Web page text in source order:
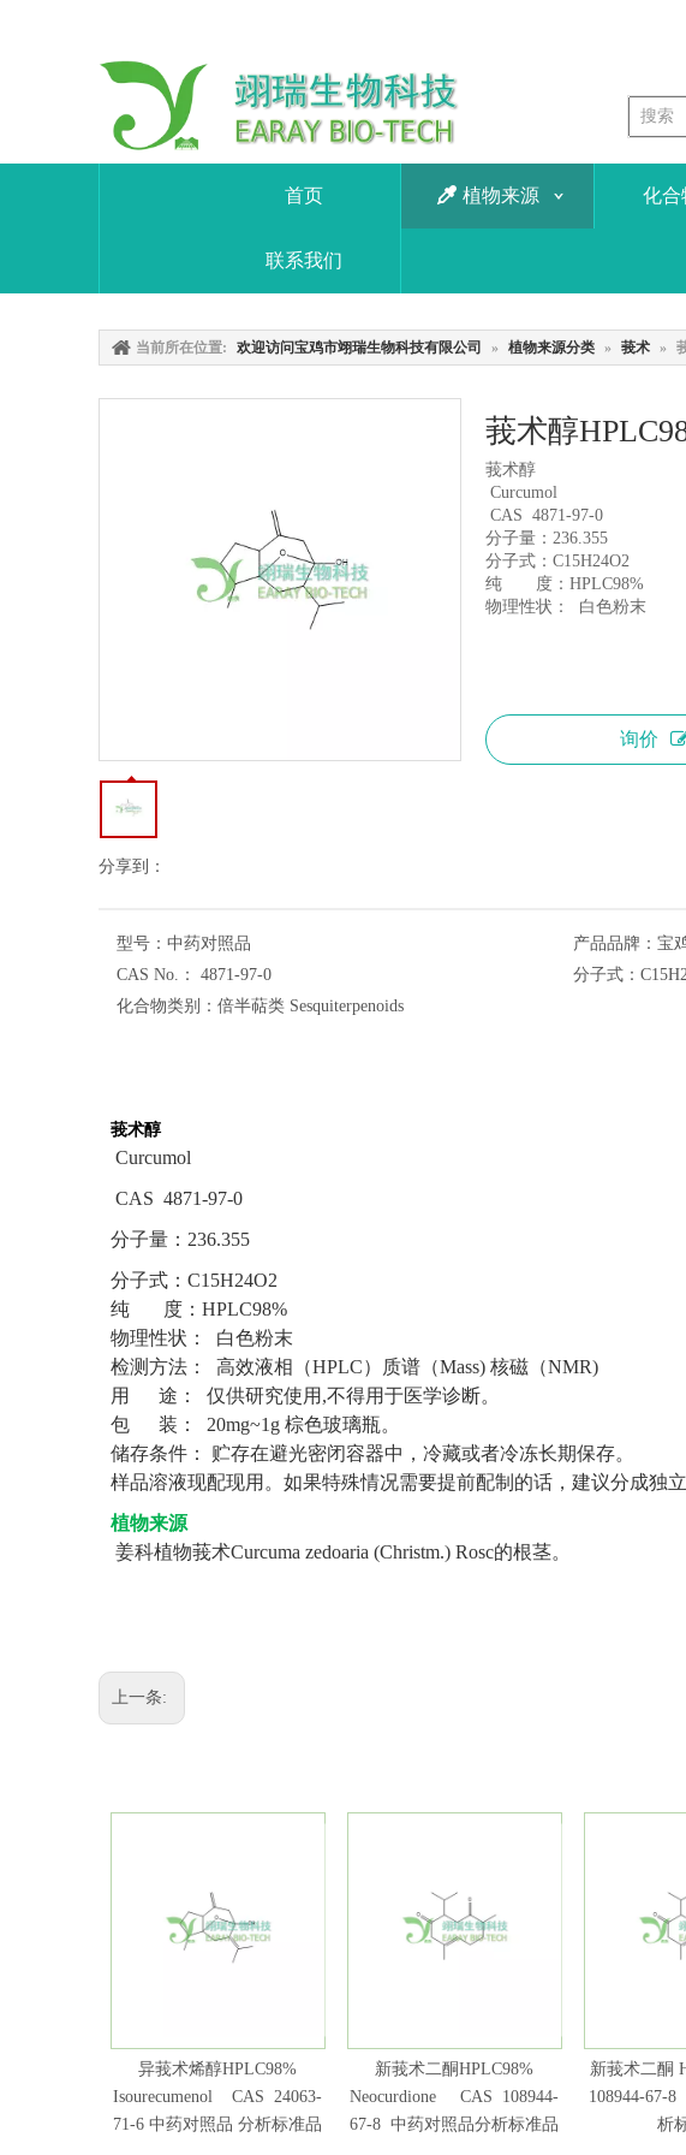
首页 植物来源 化合
联系我们
当前所在位置: 欢迎访问宝鸡市翊瑞生物科技有限公司 » 植物来源分类 » 莪术 »
分享到：
莪术醇
莪术醇
Curcumol
CAS 4871-97-
分子量：236.355
分子式：C15H24O2
纯 度：HPLC98%
物理性状： 白色粉末
询价
型号： 中药对照品 产品品牌： 宝
CAS No.：
4871-97-0 分子式：
化合物类别： 倍半萜类 Sesquiterpenoids
莪术醇
Curcumol
CAS 4871-97-0
分子量： 236.355
分子式： C15H24O2
纯 度：HPLC98%
物理性状：
白色粉末
检测方法：
高效液相（HPLC）质谱（Mass) 核磁（NMR)
用
途： 仅供研究使用,不得用于医学诊断。
包 装： 20mg~1g 棕色玻璃瓶。
储存条件：
贮存在避光密闭容器中，冷藏或者冷冻长期保存。
样品溶液现配现用。如果特殊情况需要提前配制的话，建议分成独
植物来源
姜科植物莪术Curcuma zedoaria (Christm.) Rosc的根茎。
上一条:
异莪术烯醇HPLC98%
Isourecumenol CAS 24063-
71-6 中药对照品 分析标准品
新莪术二酮HPLC98%
Neocurdione CAS 108944-
67-8 中药对照品分析标准品
新莪术二酮
108944-67-
析